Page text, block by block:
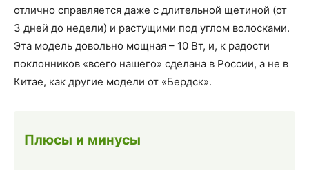
отлично справляется даже с длительной щетиной (от
3 дней до недели) и растущими под углом волосками.
Эта модель довольно мощная – 10 Вт, и, к радости
поклонников «всего нашего» сделана в России, а не в
Китае, как другие модели от «Бердск».
Плюсы и минусы